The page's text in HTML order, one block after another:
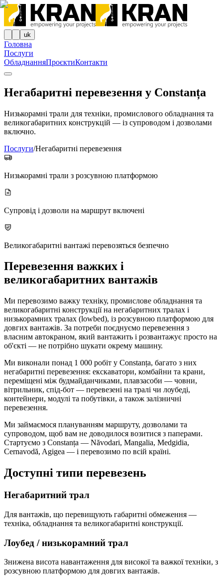
uk
Головна
Послуги
ОбладнанняПроєктиКонтакти
Негабаритні перевезення у Constanța
Низькорамні трали для техніки, промислового обладнання та
великогабаритних конструкцій — із супроводом і дозволами
включно.
Послуги/Негабаритні перевезення
Низькорамні трали з розсувною платформою
Супровід і дозволи на маршрут включені
Великогабаритні вантажі перевозяться безпечно
Перевезення важких і
великогабаритних вантажів
Ми перевозимо важку техніку, промислове обладнання та
великогабаритні конструкції на негабаритних тралах і
низькорамних тралах (lowbed), із розсувною платформою для
довгих вантажів. За потреби поєднуємо перевезення з
власним автокраном, який вантажить і розвантажує просто на
об'єкті — не потрібно шукати окрему машину.
Ми виконали понад 1 000 робіт у Constanța, багато з них
негабаритні перевезення: екскаватори, комбайни та крани,
переміщені між будмайданчиками, плавзасоби — човни,
вітрильник, спід-бот — перевезені на тралі чи лоубеді,
контейнери, модулі та побутівки, а також залізничні
перевезення.
Ми займаємося плануванням маршруту, дозволами та
супроводом, щоб вам не доводилося возитися з паперами.
Стартуємо з Constanța — Năvodari, Mangalia, Medgidia,
Cernavodă, Agigea — і перевозимо по всій країні.
Доступні типи перевезень
Негабаритний трал
Для вантажів, що перевищують габаритні обмеження —
техніка, обладнання та великогабаритні конструкції.
Лоубед / низькорамний трал
Знижена висота навантаження для високої та важкої техніки, з
розсувною платформою для довгих вантажів.